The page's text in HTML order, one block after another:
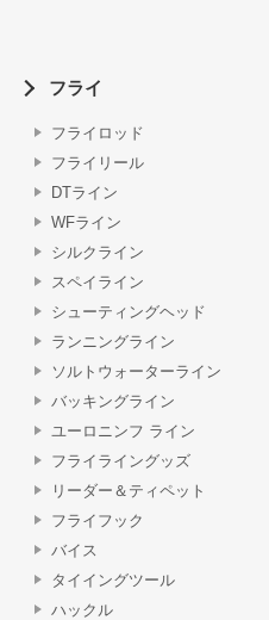
フライ
フライロッド
フライリール
DTライン
WFライン
シルクライン
スペイライン
シューティングヘッド
ランニングライン
ソルトウォーターライン
バッキングライン
ユーロニンフ ライン
フライライングッズ
リーダー＆ティペット
フライフック
バイス
タイイングツール
ハックル